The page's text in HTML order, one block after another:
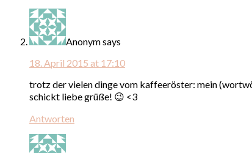
Anonymsays
18. April 2015 at 17:10
trotz der vielen dinge vom kaffeeröster: mein
schickt liebe grüße! 😉 <3
Antworten